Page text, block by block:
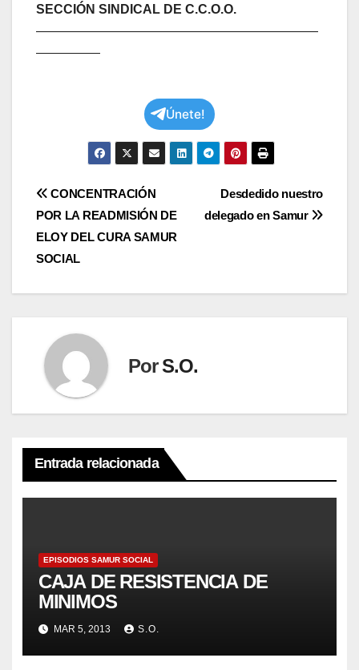
SECCIÓN SINDICAL DE C.C.O.O.
——————————————————————
—————
Únete!
Navegación
de
entradas
Desdedido nuestro
delegado en Samur
CONCENTRACIÓN
POR LA READMISIÓN DE
ELOY DEL CURA SAMUR
SOCIAL
PorS.O.
Entrada relacionada
EPISODIOS SAMUR SOCIAL
CAJA DE RESISTENCIA DE
MINIMOS
MAR 5, 2013 S.O.